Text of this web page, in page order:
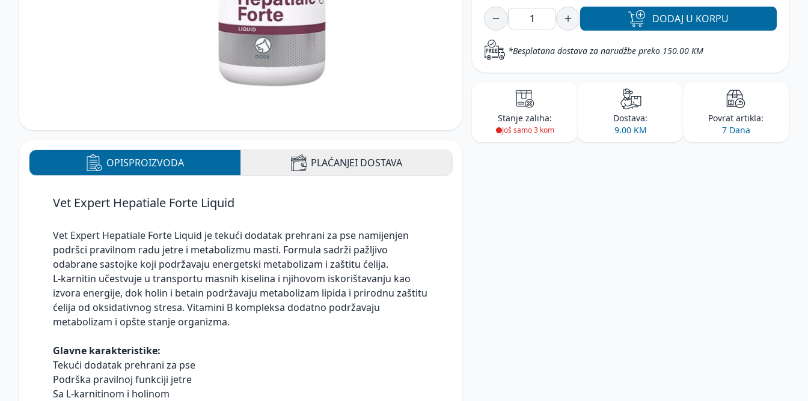
OPISPROIZVODA PLAĆANJEI DOSTAVA
Vet Expert Hepatiale Forte Liquid
Vet Expert Hepatiale Forte Liquid je tekući dodatak prehrani za pse namijenjen
podršci pravilnom radu jetre i metabolizmu masti. Formula sadrži pažljivo
odabrane sastojke koji podržavaju energetski metabolizam i zaštitu ćelija.
L-karnitin učestvuje u transportu masnih kiselina i njihovom iskorištavanju kao
izvora energije, dok holin i betain podržavaju metabolizam lipida i prirodnu zaštitu
ćelija od oksidativnog stresa. Vitamini B kompleksa dodatno podržavaju
metabolizam i opšte stanje organizma.
Glavne karakteristike:
Tekući dodatak prehrani za pse
Podrška pravilnoj funkciji jetre
Sa L-karnitinom i holinom
DODAJ U KORPU
*Besplatana dostava za narudžbe preko 150.00 KM
Stanje zaliha:
Još samo 3 kom
Dostava:
9.00 KM
Povrat artikla:
7 Dana